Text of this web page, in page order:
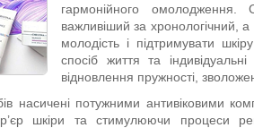
гармонійного омолодження.
важливіший за хронологічний,
молодість і підтримувати
спосіб життя та
відновлення пружності,
насичені потужними антивіковими
шкіри та стимулюючи процеси